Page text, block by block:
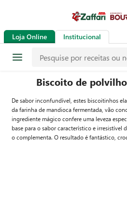
Loja Online Institucional
Biscoito de
De sabor inconfundível, estes biscoitinhos
da farinha de mandioca fermentada, vão
ingrediente mágico confere uma leveza
base para o sabor característico e irresistível
o complementa. O resultado é fantástico,